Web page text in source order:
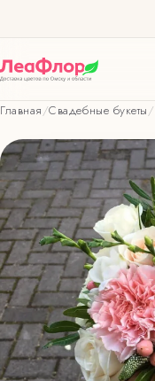
Главная/Свадебные букеты/